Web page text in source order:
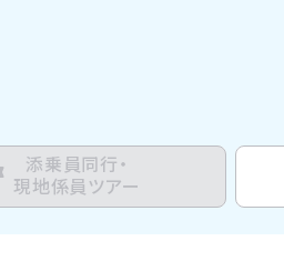
添乗員同行・
現地係員ツアー